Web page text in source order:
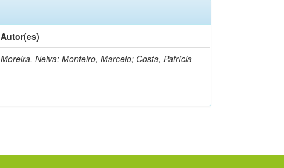
Autor(es)
Moreira, Neiva; Monteiro, Marcelo; Costa, Patrícia